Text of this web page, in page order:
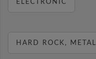
ELECTRONIC
HARD ROCK, METAL